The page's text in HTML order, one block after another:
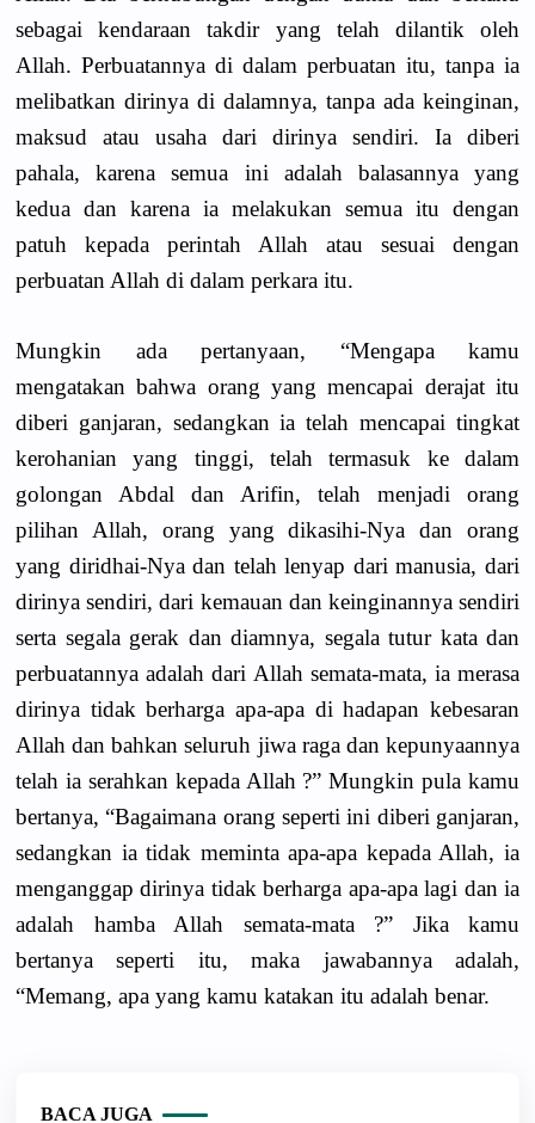
sebagai kendaraan takdir yang telah dilantik oleh
Allah. Perbuatannya di dalam perbuatan itu, tanpa ia
melibatkan dirinya di dalamnya, tanpa ada keinginan,
maksud atau usaha dari dirinya sendiri. Ia diberi
pahala, karena semua ini adalah balasannya yang
kedua dan karena ia melakukan semua itu dengan
patuh kepada perintah Allah atau sesuai dengan
perbuatan Allah di dalam perkara itu.
Mungkin ada pertanyaan, “Mengapa kamu
mengatakan bahwa orang yang mencapai derajat itu
diberi ganjaran, sedangkan ia telah mencapai tingkat
kerohanian yang tinggi, telah termasuk ke dalam
golongan Abdal dan Arifin, telah menjadi orang
pilihan Allah, orang yang dikasihi-Nya dan orang
yang diridhai-Nya dan telah lenyap dari manusia, dari
dirinya sendiri, dari kemauan dan keinginannya sendiri
serta segala gerak dan diamnya, segala tutur kata dan
perbuatannya adalah dari Allah semata-mata, ia merasa
dirinya tidak berharga apa-apa di hadapan kebesaran
Allah dan bahkan seluruh jiwa raga dan kepunyaannya
telah ia serahkan kepada Allah ?” Mungkin pula kamu
bertanya, “Bagaimana orang seperti ini diberi ganjaran,
sedangkan ia tidak meminta apa-apa kepada Allah, ia
menganggap dirinya tidak berharga apa-apa lagi dan ia
adalah hamba Allah semata-mata ?” Jika kamu
bertanya seperti itu, maka jawabannya adalah,
“Memang, apa yang kamu katakan itu adalah benar.
BACA JUGA